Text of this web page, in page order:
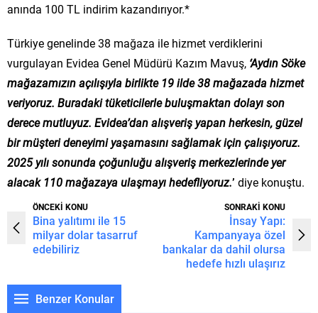
anında 100 TL indirim kazandırıyor.*
Türkiye genelinde 38 mağaza ile hizmet verdiklerini
vurgulayan Evidea Genel Müdürü Kazım Mavuş, ‘Aydın Söke
mağazamızın açılışıyla birlikte 19 ilde 38 mağazada hizmet
veriyoruz. Buradaki tüketicilerle buluşmaktan dolayı son
derece mutluyuz. Evidea’dan alışveriş yapan herkesin, güzel
bir müşteri deneyimi yaşamasını sağlamak için çalışıyoruz.
2025 yılı sonunda çoğunluğu alışveriş merkezlerinde yer
alacak 110 mağazaya ulaşmayı hedefliyoruz.’ diye konuştu.
ÖNCEKİ KONU
Bina yalıtımı ile 15
milyar dolar tasarruf
edebiliriz
SONRAKİ KONU
İnsay Yapı:
Kampanyaya özel
bankalar da dahil olursa
hedefe hızlı ulaşırız
Benzer Konular